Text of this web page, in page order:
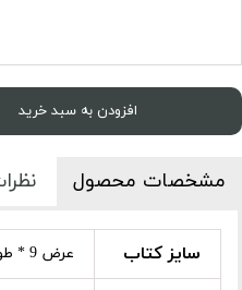
افزودن به سبد خرید
مشخصات محصول
سایز کتاب عرض 9 * طول 16.5 * ارتفاع 2.5 (CM)